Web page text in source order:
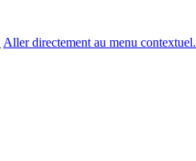
Aller directement au menu contextuel.